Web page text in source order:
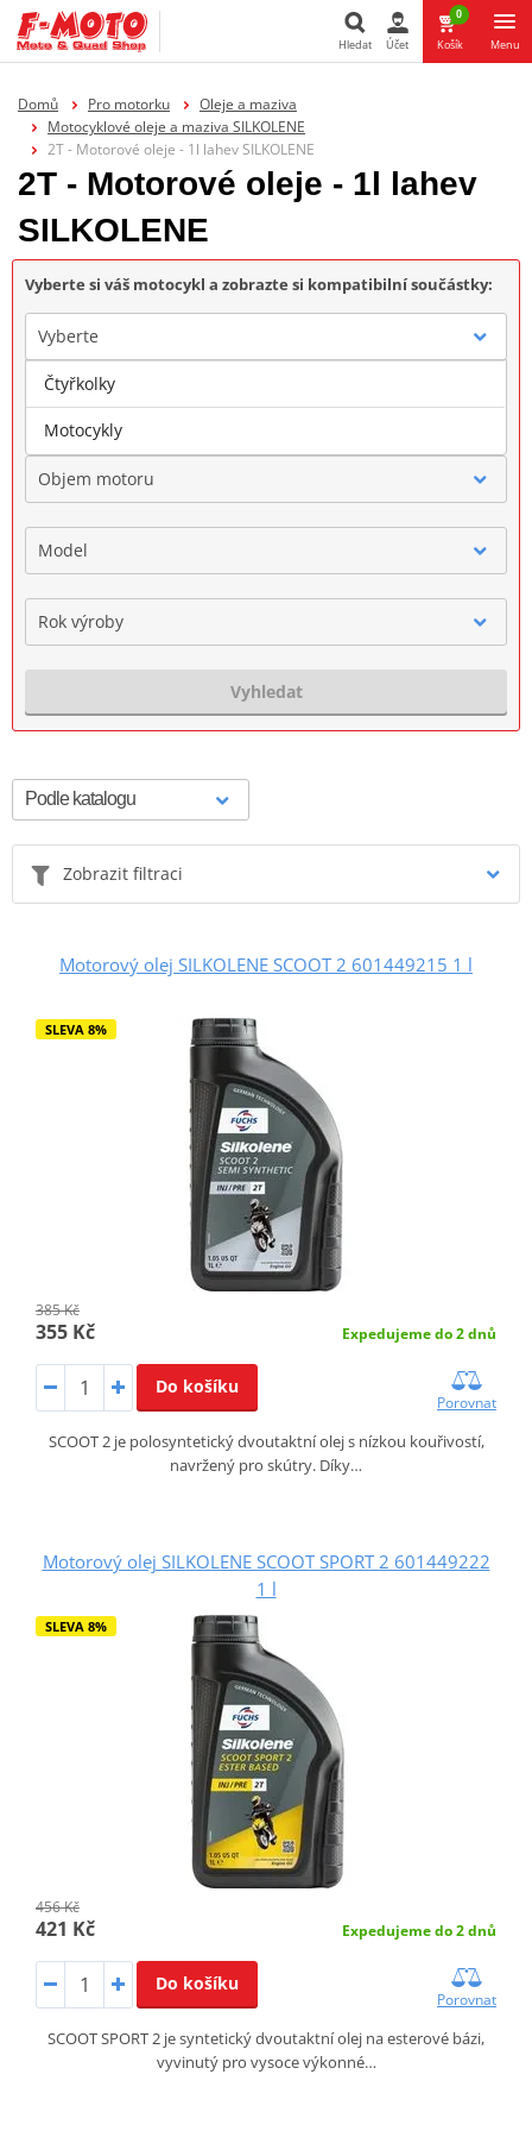
Hledat Účet
0
Košík Menu
Domů Pro motorku
Oleje a maziva
Motocyklové oleje a maziva SILKOLENE
2T - Motorové oleje - 1l lahev SILKOLENE
2T - Motorové oleje - 1l lahev
SILKOLENE
Vyberte si váš motocykl a zobrazte si kompatibilní součástky:
Vyberte
Značka
Objem motoru
Model
Rok výroby
Vyhledat
Zobrazit filtraci
Motorový olej SILKOLENE SCOOT 2 601449215 1 l
SLEVA 8%
385 Kč
355 Kč Expedujeme do 2 dnů
Do košíku
Porovnat
SCOOT 2 je polosyntetický dvoutaktní olej s nízkou kouřivostí,
navržený pro skútry. Díky…
Motorový olej SILKOLENE SCOOT SPORT 2 601449222
1 l
SLEVA 8%
456 Kč
421 Kč Expedujeme do 2 dnů
Do košíku
Porovnat
SCOOT SPORT 2 je syntetický dvoutaktní olej na esterové bázi,
vyvinutý pro vysoce výkonné…
Čtyřkolky
Motocykly